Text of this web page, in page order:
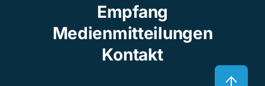
Empfang
Medienmitteilungen
Kontakt